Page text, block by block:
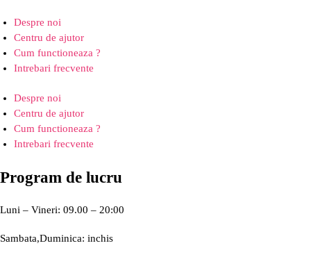
Despre noi
Centru de ajutor
Cum functioneaza ?
Intrebari frecvente
Despre noi
Centru de ajutor
Cum functioneaza ?
Intrebari frecvente
Program de lucru
Luni – Vineri: 09.00 – 20:00
Sambata,Duminica: inchis